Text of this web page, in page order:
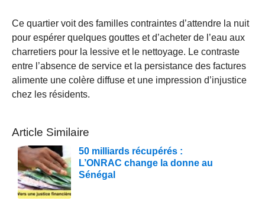
Ce quartier voit des familles contraintes d’attendre la nuit
pour espérer quelques gouttes et d’acheter de l’eau aux
charretiers pour la lessive et le nettoyage. Le contraste
entre l’absence de service et la persistance des factures
alimente une colère diffuse et une impression d’injustice
chez les résidents.
Article Similaire
50 milliards récupérés :
L’ONRAC change la donne au
Sénégal